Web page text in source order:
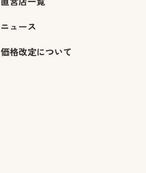
直営店一覧
ニュース
価格改定について